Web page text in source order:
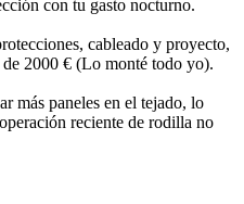
con tu gasto nocturno.
cableado y proyecto,
2000 € (Lo monté todo yo).
más paneles en el tejado, lo
reciente de rodilla no